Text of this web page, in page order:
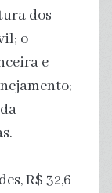
dos
o
e
R$ 32,6